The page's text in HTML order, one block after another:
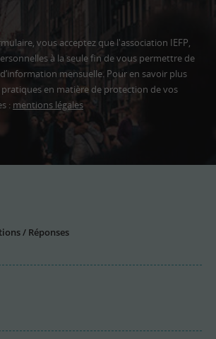
vous acceptez que l'association IEFP,
à la seule fin de vous permettre de
mensuelle. Pour en savoir plus
en matière de protection de vos
: mentions légales
/ Réponses